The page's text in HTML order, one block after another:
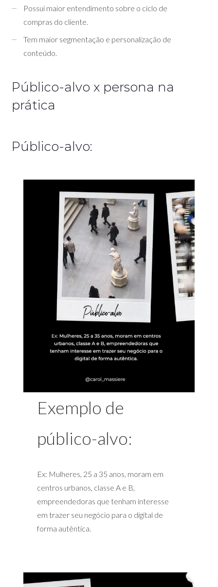
Possui maior entendimento sobre o ciclo de
compras do cliente.
Tem maior segmentação e personalização de
conteúdo.
Público-alvo x persona na
prática
Público-alvo:
Exemplo de
público-alvo:
Ex: Mulheres, 25 a 35 anos, moram em
centros urbanos, classe A e B,
empreendedoras que tenham interesse
em trazer seu negócio para o digital de
forma autêntica.